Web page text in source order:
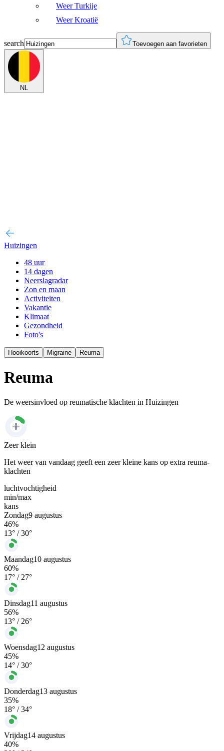
Weer Turkije
Weer Kroatië
search Toevoegen aan favorieten
NL
Huizingen
48 uur
14 dagen
Neerslagradar
Zon en maan
Activiteiten
Vakantie
Klimaat
Gezondheid
Foto's
Hooikoorts Migraine Reuma
Reuma
De weersinvloed op reumatische klachten in Huizingen
Zeer klein
Het weer van vandaag geeft een zeer kleine kans op extra reuma-
klachten
luchtvochtigheid
min/max
kans
Zondag9 augustus
46%
13° /30°
Maandag10 augustus
60%
17° / 27°
Dinsdag11 augustus
56%
13° / 26°
Woensdag12 augustus
45%
14° /30°
Donderdag13 augustus
35%
18° /34°
Vrijdag14 augustus
40%